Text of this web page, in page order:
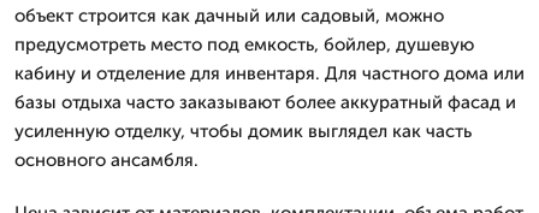
объект строится как дачный или садовый, можно
предусмотреть место под емкость, бойлер, душевую
кабину и отделение для инвентаря. Для частного дома или
базы отдыха часто заказывают более аккуратный фасад и
усиленную отделку, чтобы домик выглядел как часть
основного ансамбля.